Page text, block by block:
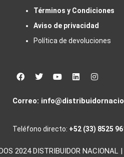
Términos y Condiciones
Aviso de privacidad
Política de devoluciones
Facebook
TwitterYoutubeLinkedin
Correo:
Teléfono directo: +52 (33) 8525
2024 DISTRIBUIDOR NACIONAL